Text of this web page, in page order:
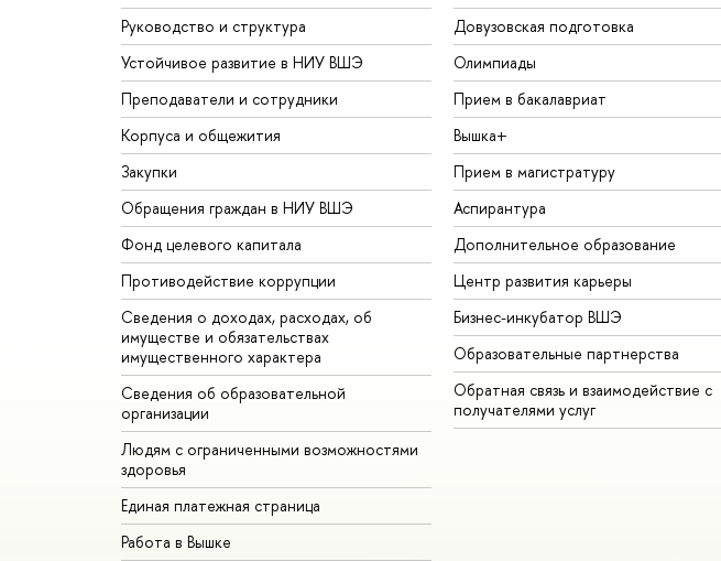
Руководство и структура
Устойчивое развитие в НИУ ВШЭ
Преподаватели и сотрудники
Корпуса и общежития
Закупки
Обращения граждан в НИУ ВШЭ
Фонд целевого капитала
Противодействие коррупции
Сведения о доходах, расходах, об
имуществе и обязательствах
имущественного характера
Сведения об образовательной
организации
Людям с ограниченными возможностями
здоровья
Единая платежная страница
Работа в Вышке
Довузовская подготовка
Олимпиады
Прием в бакалавриат
Вышка+
Прием в магистратуру
Аспирантура
Дополнительное образование
Центр развития карьеры
Бизнес-инкубатор ВШЭ
Образовательные партнерства
Обратная связь и взаимодействие с
получателями услуг